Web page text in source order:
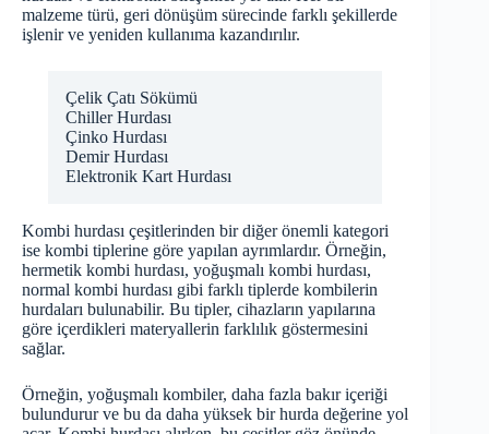
malzeme türü, geri dönüşüm sürecinde farklı şekillerde
işlenir ve yeniden kullanıma kazandırılır.
Çelik Çatı Sökümü
Chiller Hurdası
Çinko Hurdası
Demir Hurdası
Elektronik Kart Hurdası
Kombi hurdası çeşitlerinden bir diğer önemli kategori
ise kombi tiplerine göre yapılan ayrımlardır. Örneğin,
hermetik kombi hurdası, yoğuşmalı kombi hurdası,
normal kombi hurdası gibi farklı tiplerde kombilerin
hurdaları bulunabilir. Bu tipler, cihazların yapılarına
göre içerdikleri materyallerin farklılık göstermesini
sağlar.
Örneğin, yoğuşmalı kombiler, daha fazla bakır içeriği
bulundurur ve bu da daha yüksek bir hurda değerine yol